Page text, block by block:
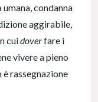
condanna
aggirabile,
cuidoverfare i
vivere a pieno
è rassegnazione